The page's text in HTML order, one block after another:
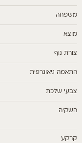
משפחה
מוצא
צורת נוף
התאמה גיאוגרפית
צבעי שלכת
השקיה
קרקע